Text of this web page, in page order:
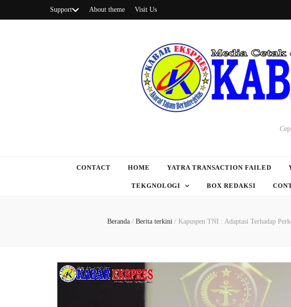
Support About theme Visit Us
CONTACT HOME YATRA TRANSACTION FAILED
TEKGNOLOGI BOX REDAKSI
Beranda / Berita terkini / Kapuspen TNI : Adaptasi Terhadap